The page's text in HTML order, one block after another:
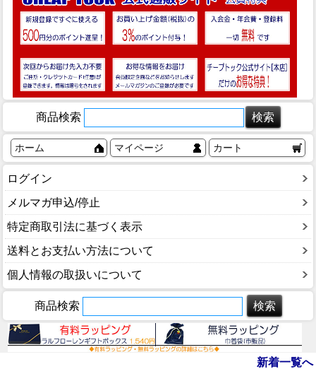
商品検索
ホーム マイページ カート
ログイン
メルマガ申込/停止
特定商取引法に基づく表示
送料とお支払い方法について
個人情報の取扱いについて
商品検索
新着一覧へ